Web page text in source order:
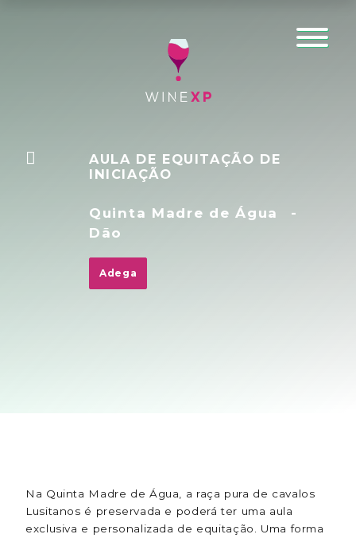
AULA DE EQUITAÇÃO DE
INICIAÇÃO
Quinta Madre de Água
-
Dão
Adega
Na Quinta Madre de Água, a raça pura de cavalos
Lusitanos é preservada e poderá ter uma aula
exclusiva e personalizada de equitação. Uma forma